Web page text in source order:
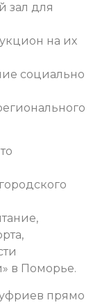
зал для
на их
социально
в Поморье.
прямо